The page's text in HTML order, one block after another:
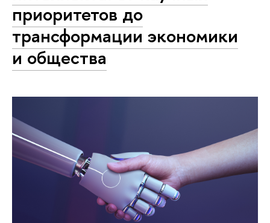
приоритетов до
трансформации экономики
и общества